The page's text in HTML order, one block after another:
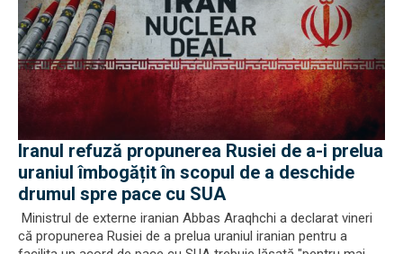
Iranul refuză propunerea Rusiei de a-i prelua
uraniul îmbogățit în scopul de a deschide
drumul spre pace cu SUA
Ministrul de externe iranian Abbas Araqhchi a declarat vineri
că propunerea Rusiei de a prelua uraniul iranian pentru a